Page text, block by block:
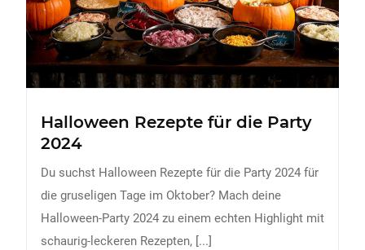
Halloween Rezepte für die Party
2024
Du suchst Halloween Rezepte für die Party 2024 für
die gruseligen Tage im Oktober? Mach deine
Halloween-Party 2024 zu einem echten Highlight mit
schaurig-leckeren Rezepten, [...]